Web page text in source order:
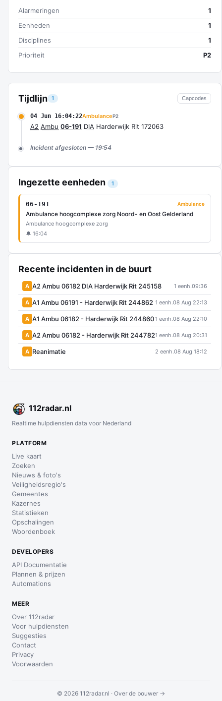
Tijdlijn 1 Capcodes
04 Jun 16:04:22AmbulanceP2
A2 Ambu 06-191 DIA Harderwijk Rit 172063
Incident afgesloten — 19:54
Ingezette eenheden 1
06-191 Ambulance
Ambulance hoogcomplexe zorg Noord- en Oost Gelderland
Ambulance hoogcomplexe zorg
🔔 16:04
Recente incidenten in de buurt
A A2 Ambu 06182 DIA Harderwijk Rit 245158 1 eenh.09:36
A A1 Ambu 06191 - Harderwijk Rit 244862 1 eenh.08 Aug 22:13
A A1 Ambu 06182 - Harderwijk Rit 2448601 eenh.08 Aug 22:10
A A2 Ambu 06182 - Harderwijk Rit 2447821 eenh.08 Aug 20:31
A Reanimatie 2 eenh.08 Aug 18:12
Alarmeringen
1
Eenheden
1
Disciplines
1
Prioriteit
P2
112radar.nl
Realtime hulpdiensten data voor Nederland
PLATFORM
Live kaart
Zoeken
Nieuws & foto's
Veiligheidsregio's
Gemeentes
Kazernes
Statistieken
Opschalingen
Woordenboek
DEVELOPERS
API Documentatie
Plannen & prijzen
Automations
MEER
Over 112radar
Voor hulpdiensten
Suggesties
Contact
Privacy
Voorwaarden
© 2026 112radar.nl · Over de bouwer →